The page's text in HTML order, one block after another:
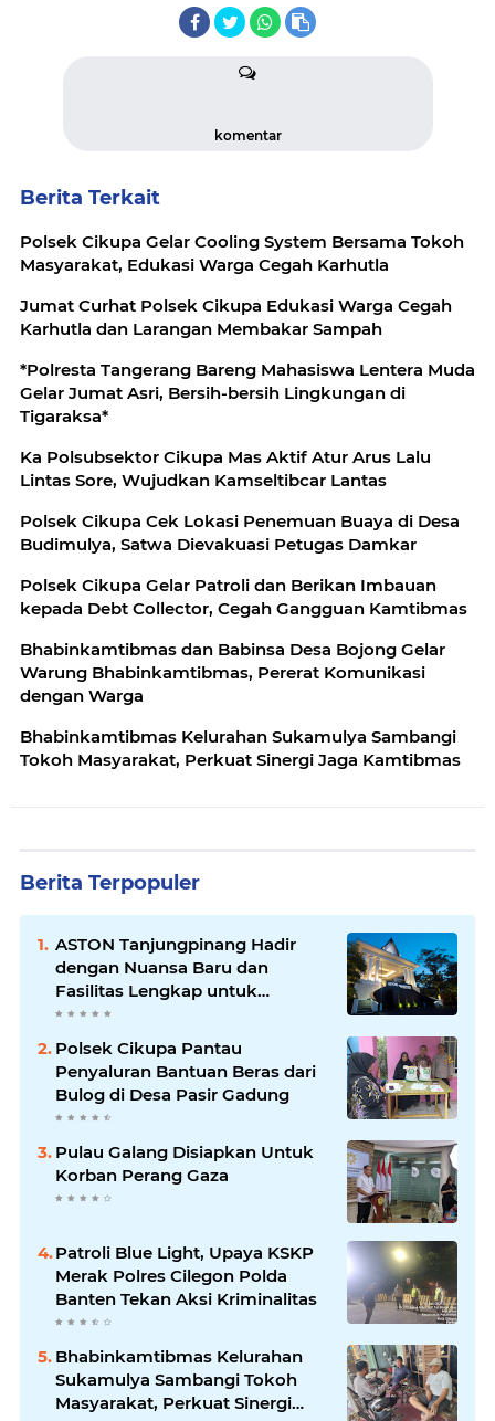
komentar
Berita Terkait
Polsek Cikupa Gelar Cooling System Bersama Tokoh
Masyarakat, Edukasi Warga Cegah Karhutla
Jumat Curhat Polsek Cikupa Edukasi Warga Cegah
Karhutla dan Larangan Membakar Sampah
*Polresta Tangerang Bareng Mahasiswa Lentera Muda
Gelar Jumat Asri, Bersih-bersih Lingkungan di
Tigaraksa*
Ka Polsubsektor Cikupa Mas Aktif Atur Arus Lalu
Lintas Sore, Wujudkan Kamseltibcar Lantas
Polsek Cikupa Cek Lokasi Penemuan Buaya di Desa
Budimulya, Satwa Dievakuasi Petugas Damkar
Polsek Cikupa Gelar Patroli dan Berikan Imbauan
kepada Debt Collector, Cegah Gangguan Kamtibmas
Bhabinkamtibmas dan Babinsa Desa Bojong Gelar
Warung Bhabinkamtibmas, Pererat Komunikasi
dengan Warga
Bhabinkamtibmas Kelurahan Sukamulya Sambangi
Tokoh Masyarakat, Perkuat Sinergi Jaga Kamtibmas
Berita Terpopuler
ASTON Tanjungpinang Hadir
dengan Nuansa Baru dan
Fasilitas Lengkap untuk
Kenyamanan Tamu
Polsek Cikupa Pantau
Penyaluran Bantuan Beras dari
Bulog di Desa Pasir Gadung
Pulau Galang Disiapkan Untuk
Korban Perang Gaza
Patroli Blue Light, Upaya KSKP
Merak Polres Cilegon Polda
Banten Tekan Aksi Kriminalitas
Bhabinkamtibmas Kelurahan
Sukamulya Sambangi Tokoh
Masyarakat, Perkuat Sinergi